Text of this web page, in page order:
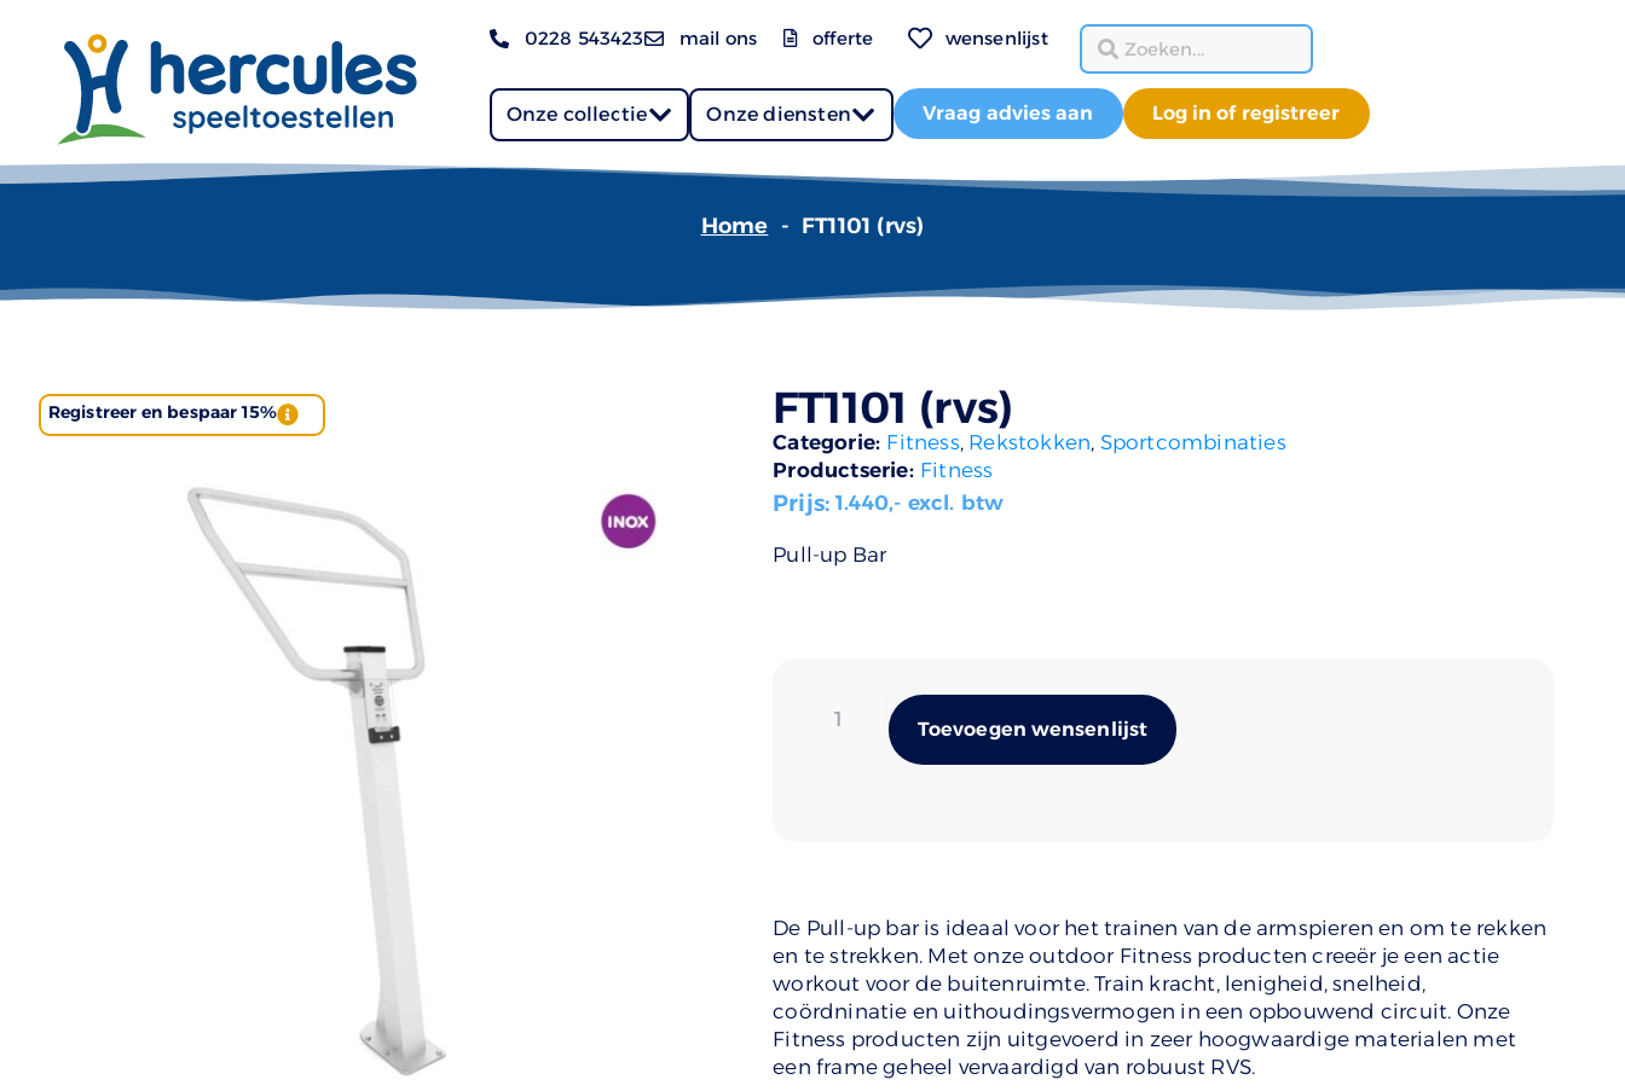
0228 543423 mail ons offerte wensenlijst
Onze collectie Onze diensten Vraag advies aan Log in of registreer
Home - FT1101 (rvs)
Registreer en bespaar 15% FT1101 (rvs)
Categorie: Fitness, Rekstokken, Sportcombinaties
Productserie: Fitness
Prijs:1.440,- excl. btw
Pull-up Bar
Toevoegen wensenlijst
De Pull-up bar is ideaal voor het trainen van de armspieren en om te rekken
en te strekken. Met onze outdoor Fitness producten creeër je een actie
workout voor de buitenruimte. Train kracht, lenigheid, snelheid,
coördninatie en uithoudingsvermogen in een opbouwend circuit. Onze
Fitness producten zijn uitgevoerd in zeer hoogwaardige materialen met
een frame geheel vervaardigd van robuust RVS.